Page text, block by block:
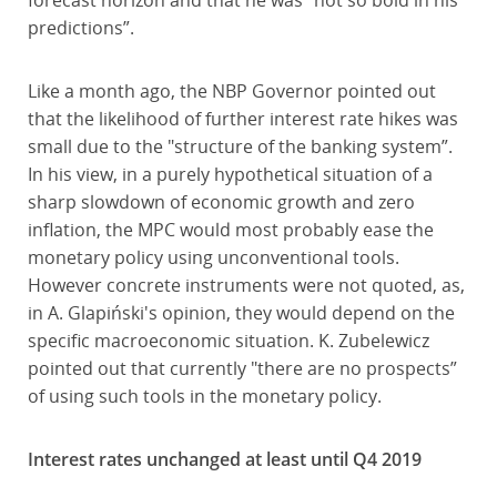
predictions”.
Like a month ago, the NBP Governor pointed out
that the likelihood of further interest rate hikes was
small due to the "structure of the banking system”.
In his view, in a purely hypothetical situation of a
sharp slowdown of economic growth and zero
inflation, the MPC would most probably ease the
monetary policy using unconventional tools.
However concrete instruments were not quoted, as,
in A. Glapiński's opinion, they would depend on the
specific macroeconomic situation. K. Zubelewicz
pointed out that currently "there are no prospects”
of using such tools in the monetary policy.
Interest rates unchanged at least until Q4 2019